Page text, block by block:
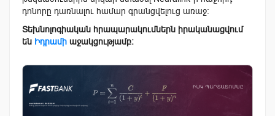
դոնորը դառնալու համար գրանցվելուց առաջ:
Տեխնոլոգիական հրապարակումներն իրականացվում
են Իդրամի աջակցությամբ։